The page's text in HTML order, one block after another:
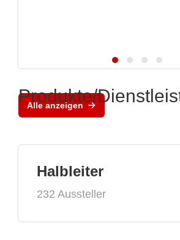
Alle anzeigen
Produkte/
Halbleiter
232 Aussteller